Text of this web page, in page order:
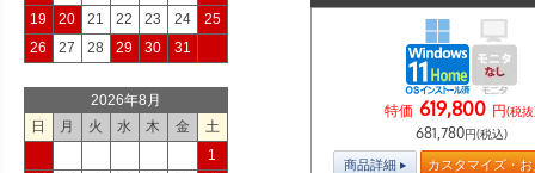
特価 619,800 円(税抜
681,780円(税込)
商品詳細 カスタマイズ・
19
20 21 22 23 24
25
26
27 28 29 30 31
2026年8月
日
月 火 水 木 金
土
1